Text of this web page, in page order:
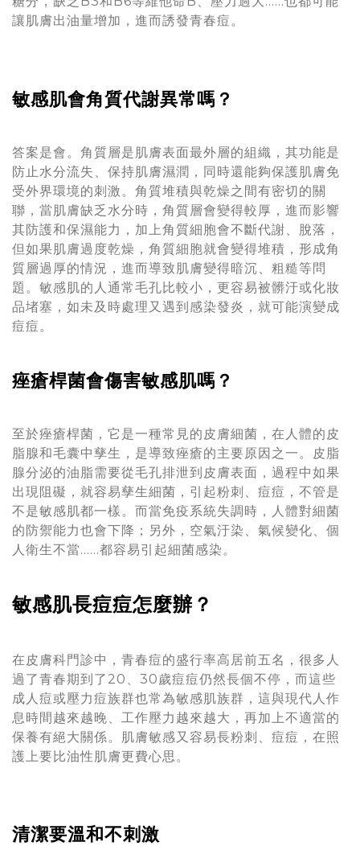
讓肌膚出油量增加，進而誘發青春痘。
敏感肌會角質代謝異常嗎？
答案是會。角質層是肌膚表面最外層的組織，其功能是
防止水分流失、保持肌膚濕潤，同時還能夠保護肌膚免
受外界環境的刺激。角質堆積與乾燥之間有密切的關
聯，當肌膚缺乏水分時，角質層會變得較厚，進而影響
其防護和保濕能力，加上角質細胞會不斷代謝、脫落，
但如果肌膚過度乾燥，角質細胞就會變得堆積，形成角
質層過厚的情況，進而導致肌膚變得暗沉、粗糙等問
題。敏感肌的人通常毛孔比較小，更容易被髒汙或化妝
品堵塞，如未及時處理又遇到感染發炎，就可能演變成
痘痘。
痤瘡桿菌會傷害敏感肌嗎？
至於痤瘡桿菌，它是一種常見的皮膚細菌，在人體的皮
脂腺和毛囊中孳生，是導致痤瘡的主要原因之一。皮脂
腺分泌的油脂需要從毛孔排泄到皮膚表面，過程中如果
出現阻礙，就容易孳生細菌，引起粉刺、痘痘，不管是
不是敏感肌都一樣。而當免疫系統失調時，人體對細菌
的防禦能力也會下降；另外，空氣汙染、氣候變化、個
人衛生不當……都容易引起細菌感染。
敏感肌長痘痘怎麼辦？
在皮膚科門診中，青春痘的盛行率高居前五名，很多人
過了青春期到了20、30歲痘痘仍然長個不停，而這些
成人痘或壓力痘族群也常為敏感肌族群，這與現代人作
息時間越來越晚、工作壓力越來越大，再加上不適當的
保養有絕大關係。肌膚敏感又容易長粉刺、痘痘，在照
護上要比油性肌膚更費心思。
清潔要溫和不刺激